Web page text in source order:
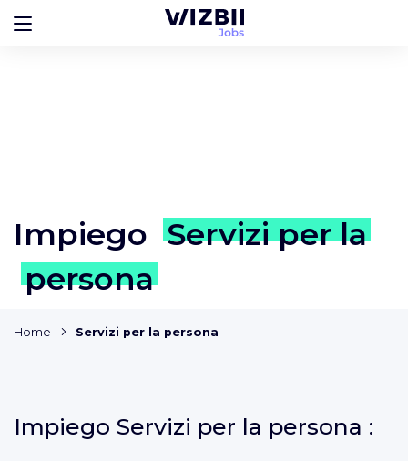
Impiego Servizi per la
persona
Home Servizi per la persona
Impiego Servizi per la persona :